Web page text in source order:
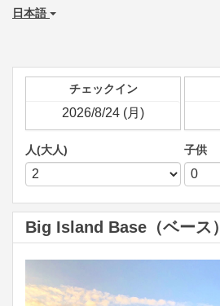
日本語
チェックイン
人(大人) 子供
Big Island Base（ベース）